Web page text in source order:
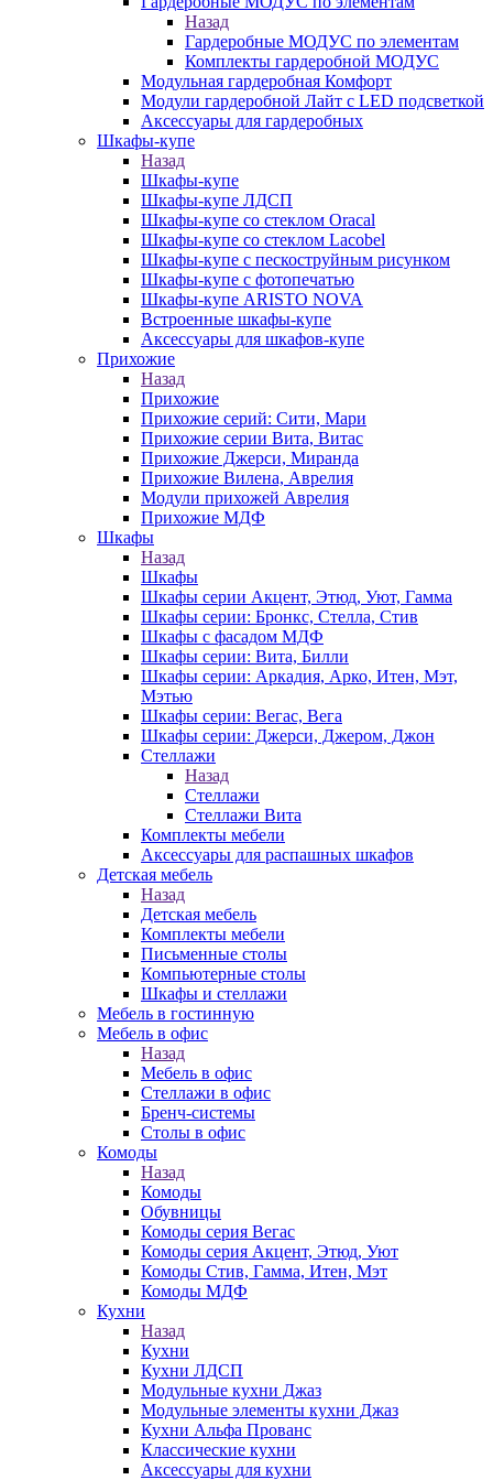
Назад
Гардеробные МОДУС по элементам
Комплекты гардеробной МОДУС
Модульная гардеробная Комфорт
Модули гардеробной Лайт с LED подсветкой
Аксессуары для гардеробных
Шкафы-купе
Назад
Шкафы-купе
Шкафы-купе ЛДСП
Шкафы-купе со стеклом Oracal
Шкафы-купе со стеклом Lacobel
Шкафы-купе с пескоструйным рисунком
Шкафы-купе с фотопечатью
Шкафы-купе ARISTO NOVA
Встроенные шкафы-купе
Аксессуары для шкафов-купе
Прихожие
Назад
Прихожие
Прихожие серий: Сити, Мари
Прихожие серии Вита, Витас
Прихожие Джерси, Миранда
Прихожие Вилена, Аврелия
Модули прихожей Аврелия
Прихожие МДФ
Шкафы
Назад
Шкафы
Шкафы серии Акцент, Этюд, Уют, Гамма
Шкафы серии: Бронкс, Стелла, Стив
Шкафы с фасадом МДФ
Шкафы серии: Вита, Билли
Шкафы серии: Аркадия, Арко, Итен, Мэт,
Мэтью
Шкафы серии: Вегас, Вега
Шкафы серии: Джерси, Джером, Джон
Стеллажи
Назад
Стеллажи
Стеллажи Вита
Комплекты мебели
Аксессуары для распашных шкафов
Детская мебель
Назад
Детская мебель
Комплекты мебели
Письменные столы
Компьютерные столы
Шкафы и стеллажи
Мебель в гостинную
Мебель в офис
Назад
Мебель в офис
Стеллажи в офис
Бренч-системы
Столы в офис
Комоды
Назад
Комоды
Обувницы
Комоды серия Вегас
Комоды серия Акцент, Этюд, Уют
Комоды Стив, Гамма, Итен, Мэт
Комоды МДФ
Кухни
Назад
Кухни
Кухни ЛДСП
Модульные кухни Джаз
Модульные элементы кухни Джаз
Кухни Альфа Прованс
Классические кухни
Аксессуары для кухни